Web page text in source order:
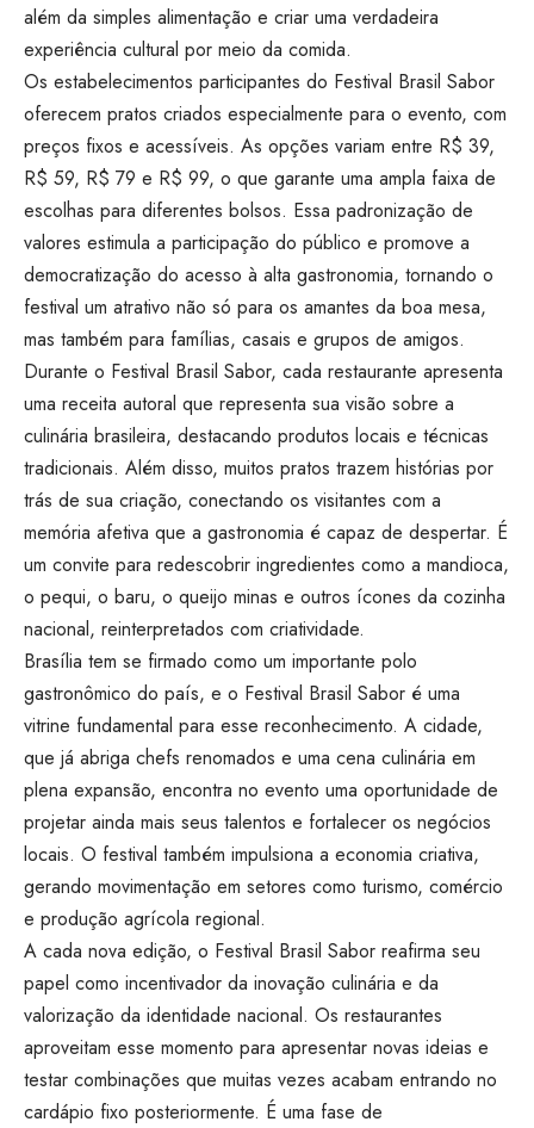
além da simples alimentação e criar uma verdadeira
experiência cultural por meio da comida.
Os estabelecimentos participantes do Festival Brasil Sabor
oferecem pratos criados especialmente para o evento, com
preços fixos e acessíveis. As opções variam entre R$ 39,
R$ 59, R$ 79 e R$ 99, o que garante uma ampla faixa de
escolhas para diferentes bolsos. Essa padronização de
valores estimula a participação do público e promove a
democratização do acesso à alta gastronomia, tornando o
festival um atrativo não só para os amantes da boa mesa,
mas também para famílias, casais e grupos de amigos.
Durante o Festival Brasil Sabor, cada restaurante apresenta
uma receita autoral que representa sua visão sobre a
culinária brasileira, destacando produtos locais e técnicas
tradicionais. Além disso, muitos pratos trazem histórias por
trás de sua criação, conectando os visitantes com a
memória afetiva que a gastronomia é capaz de despertar. É
um convite para redescobrir ingredientes como a mandioca,
o pequi, o baru, o queijo minas e outros ícones da cozinha
nacional, reinterpretados com criatividade.
Brasília tem se firmado como um importante polo
gastronômico do país, e o Festival Brasil Sabor é uma
vitrine fundamental para esse reconhecimento. A cidade,
que já abriga chefs renomados e uma cena culinária em
plena expansão, encontra no evento uma oportunidade de
projetar ainda mais seus talentos e fortalecer os negócios
locais. O festival também impulsiona a economia criativa,
gerando movimentação em setores como turismo, comércio
e produção agrícola regional.
A cada nova edição, o Festival Brasil Sabor reafirma seu
papel como incentivador da inovação culinária e da
valorização da identidade nacional. Os restaurantes
aproveitam esse momento para apresentar novas ideias e
testar combinações que muitas vezes acabam entrando no
cardápio fixo posteriormente. É uma fase de